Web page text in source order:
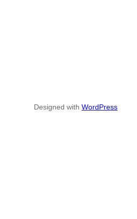
Designed with WordPress